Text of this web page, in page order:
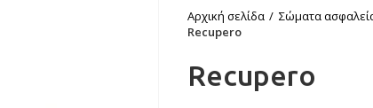
Αρχική σελίδα Σώματα
Recupero
Recupero